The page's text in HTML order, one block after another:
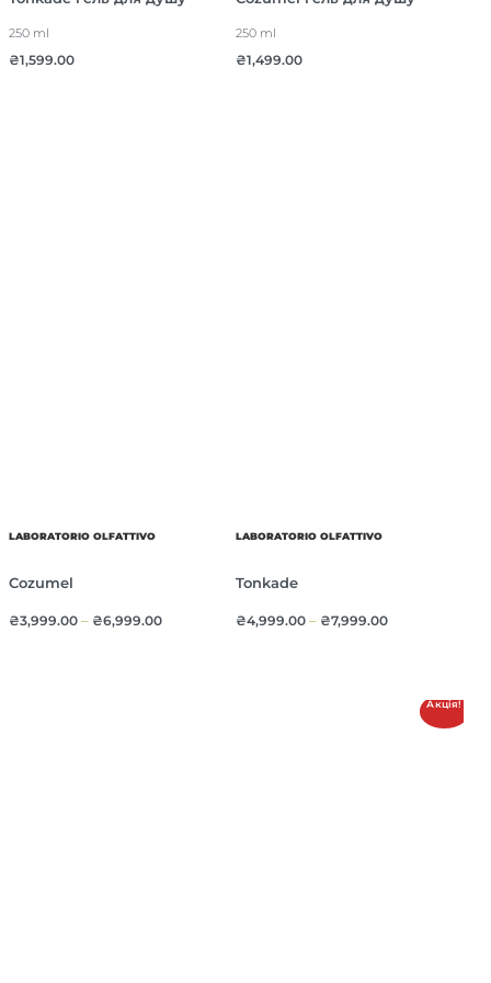
250 ml
₴1,599.00
250 ml
₴1,499.00
LABORATORIO OLFATTIVO
Cozumel
₴3,999.00– ₴6,999.00
LABORATORIO OLFATTIVO
Tonkade
₴4,999.00 – ₴7,999.00
Акція!